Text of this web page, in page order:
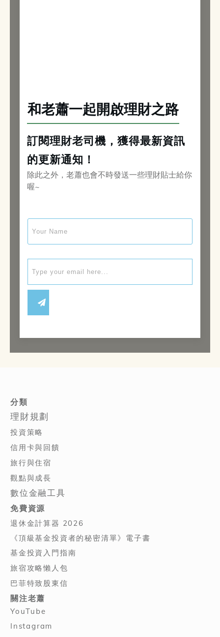
和老蕭一起開啟理財之路
訂閱理財老司機，獲得最新資訊
的更新通知！
除此之外，老蕭也會不時發送一些理財貼士給你
喔~
分類
理財規劃
投資策略
信用卡與回饋
旅行與住宿
觀點與成長
數位金融工具
免費資源
退休金計算器 2026
《頂級基金投資者的秘密清單》電子書
基金投資入門指南
旅宿攻略懶人包
巴菲特致股東信
關注老蕭
YouTube
Instagram